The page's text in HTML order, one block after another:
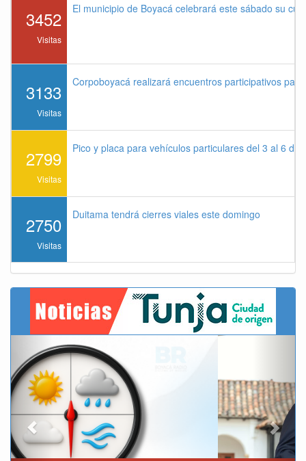
3452
Visitas
El municipio de Boyacá celebrará este sábado su
3133
Visitas
Corpoboyacá realizará encuentros participativos
2799
Visitas
Pico y placa para vehículos particulares del 3 al 6 de
2750
Visitas
Duitama tendrá cierres viales este domingo
Previous